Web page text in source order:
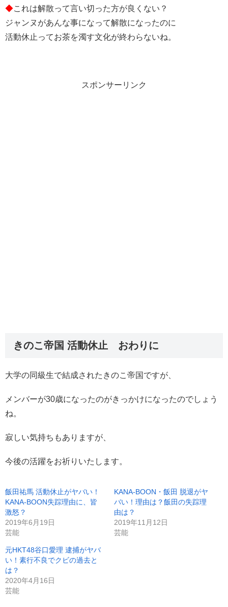
◆これは解散って言い切った方が良くない？
ジャンヌがあんな事になって解散になったのに
活動休止ってお茶を濁す文化が終わらないね。
スポンサーリンク
きのこ帝国 活動休止 おわりに
大学の同級生で結成されたきのこ帝国ですが、
メンバーが30歳になったのがきっかけになったのでしょう
ね。
寂しい気持ちもありますが、
今後の活躍をお祈りいたします。
飯田祐馬 活動休止がヤバい！
KANA-BOON失踪理由に、皆
激怒？
2019年6月19日
芸能
KANA-BOON・飯田 脱退がヤ
バい！理由は？飯田の失踪理
由は？
2019年11月12日
芸能
元HKT48谷口愛理 逮捕がヤバ
い！素行不良でクビの過去と
は？
2020年4月16日
芸能